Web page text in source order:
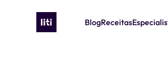
BlogReceitas